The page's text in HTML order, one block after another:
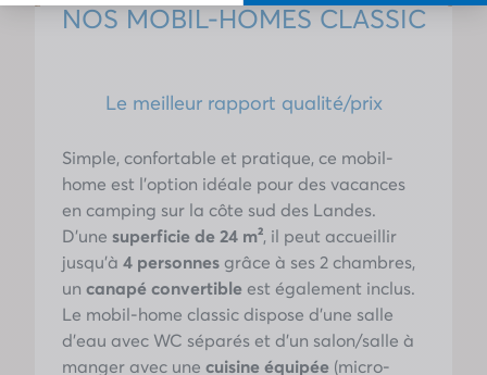
NOS MOBIL-HOMES CLASSIC
Le meilleur rapport qualité/prix
Simple, confortable et pratique, ce mobil-
home est l'option idéale pour des vacances
en camping sur la côte sud des Landes.
D'une superficie de 24 m², il peut accueillir
jusqu’à 4 personnesgrâce à ses 2 chambres,
un canapé convertible est également inclus.
Le mobil-home classic dispose d'une salle
d’eau avec WC séparés et d’un salon/salle à
manger avec une cuisine équipée (micro-